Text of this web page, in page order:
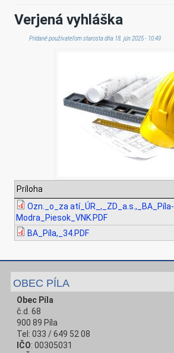
Verjená vyhláška
Pridané používateľomstarostadňa 18. jún 2025 - 10:49
Príloha
Ozn._o_za atí_ÚR_,_ZD_a.s.,_BA_Píla-
Modra_Piesok_VNK.PDF
BA_Píla,_34.PDF
OBEC PÍLA
Obec Píla
č.d. 68
900 89 Píla
Tel: 033 / 649 52 08
IČO: 00305031